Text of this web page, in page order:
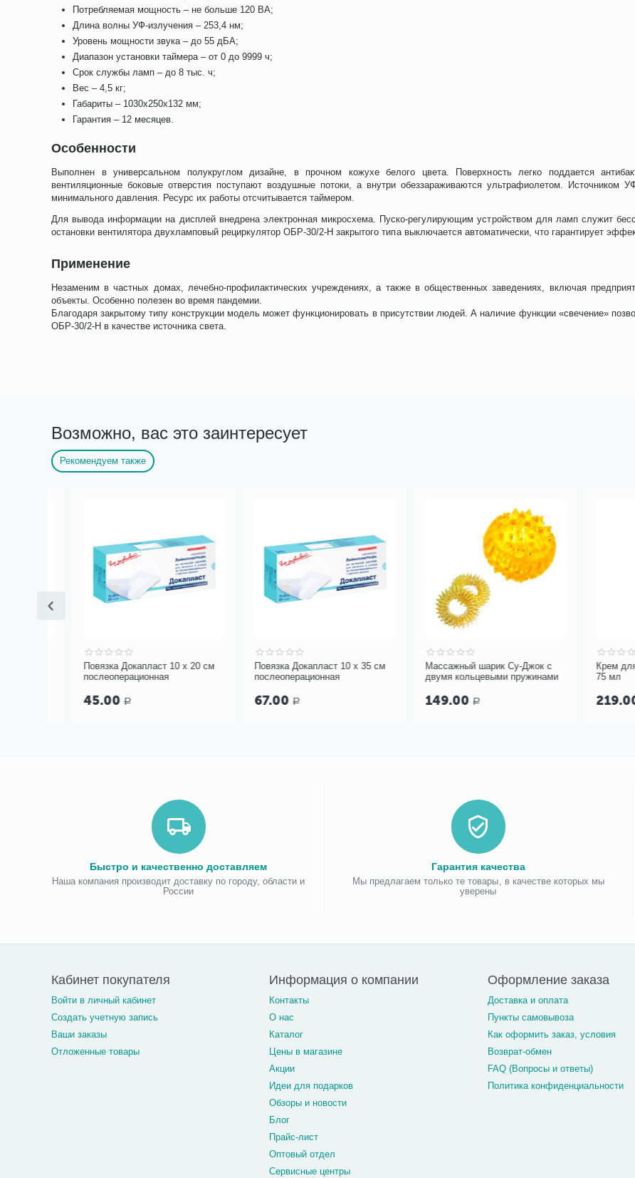
Потребляемая мощность – не больше 120 ВА;
Длина волны УФ-излучения – 253,4 нм;
Уровень мощности звука – до 55 дБА;
Диапазон установки таймера – от 0 до 9999 ч;
Срок службы ламп – до 8 тыс. ч;
Вес – 4,5 кг;
Габариты – 1030х250x132 мм;
Гарантия – 12 месяцев.
Особенности
Выполнен в универсальном полукруглом дизайне, в прочном кожухе белого цвета. Поверхность легко поддается
вентиляционные боковые отверстия поступают воздушные потоки, а внутри обеззараживаются ультрафиолетом. Источником
минимального давления. Ресурс их работы отсчитывается таймером.
Для вывода информации на дисплей внедрена электронная микросхема. Пуско-регулирующим устройством для ламп служит
остановки вентилятора двухламповый рециркулятор ОБР-30/2-Н закрытого типа выключается автоматически, что гарантирует
Применение
Незаменим в частных домах, лечебно-профилактических учреждениях, а также в общественных заведениях, включая
объекты. Особенно полезен во время пандемии.
Благодаря закрытому типу конструкции модель может функционировать в присутствии людей. А наличие функции «свечение»
ОБР-30/2-Н в качестве источника света.
Возможно, вас это заинтересует
Рекомендуем также
Повязка Докапласт 10 х 20 см
послеоперационная
45.00 Р
Повязка Докапласт 10 х 35 см
послеоперационная
67.00 Р
Массажный шарик Су-Джок с
двумя кольцевыми пружинами
149.00 Р
Крем для
75 мл
219.00 Р
Быстро и качественно доставляем
Наша компания производит доставку по городу, области и
России
Гарантия качества
Мы предлагаем только те товары, в качестве которых мы
уверены
Кабинет покупателя
Войти в личный кабинет
Создать учетную запись
Ваши заказы
Отложенные товары
Информация о компании
Контакты
О нас
Каталог
Цены в магазине
Акции
Идеи для подарков
Обзоры и новости
Блог
Прайс-лист
Оптовый отдел
Сервисные центры
Оформление заказа
Доставка и оплата
Пункты самовывоза
Как оформить заказ, условия
Возврат-обмен
FAQ (Вопросы и ответы)
Политика конфиденциальности